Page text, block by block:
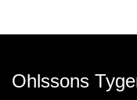
Ohlssons